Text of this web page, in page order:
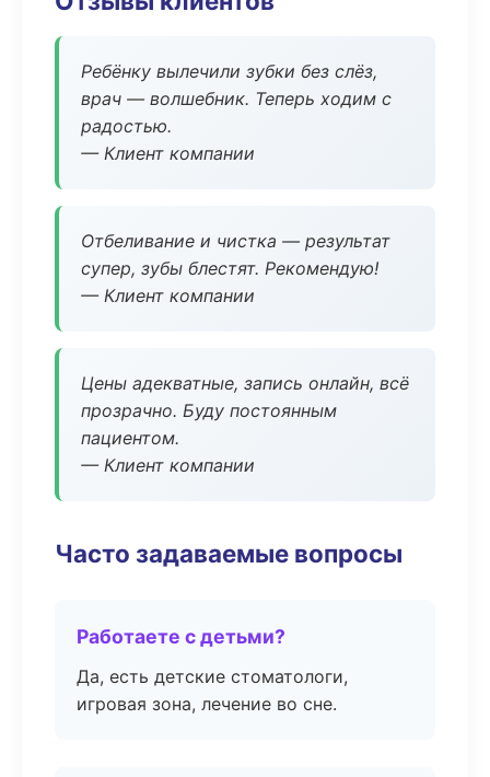
Ребёнку вылечили зубки без слёз,
врач — волшебник. Теперь ходим с
радостью.
— Клиент компании
Отбеливание и чистка — результат
супер, зубы блестят. Рекомендую!
— Клиент компании
Цены адекватные, запись онлайн, всё
прозрачно. Буду постоянным
пациентом.
— Клиент компании
Часто задаваемые вопросы
Работаете с детьми?
Да, есть детские стоматологи,
игровая зона, лечение во сне.